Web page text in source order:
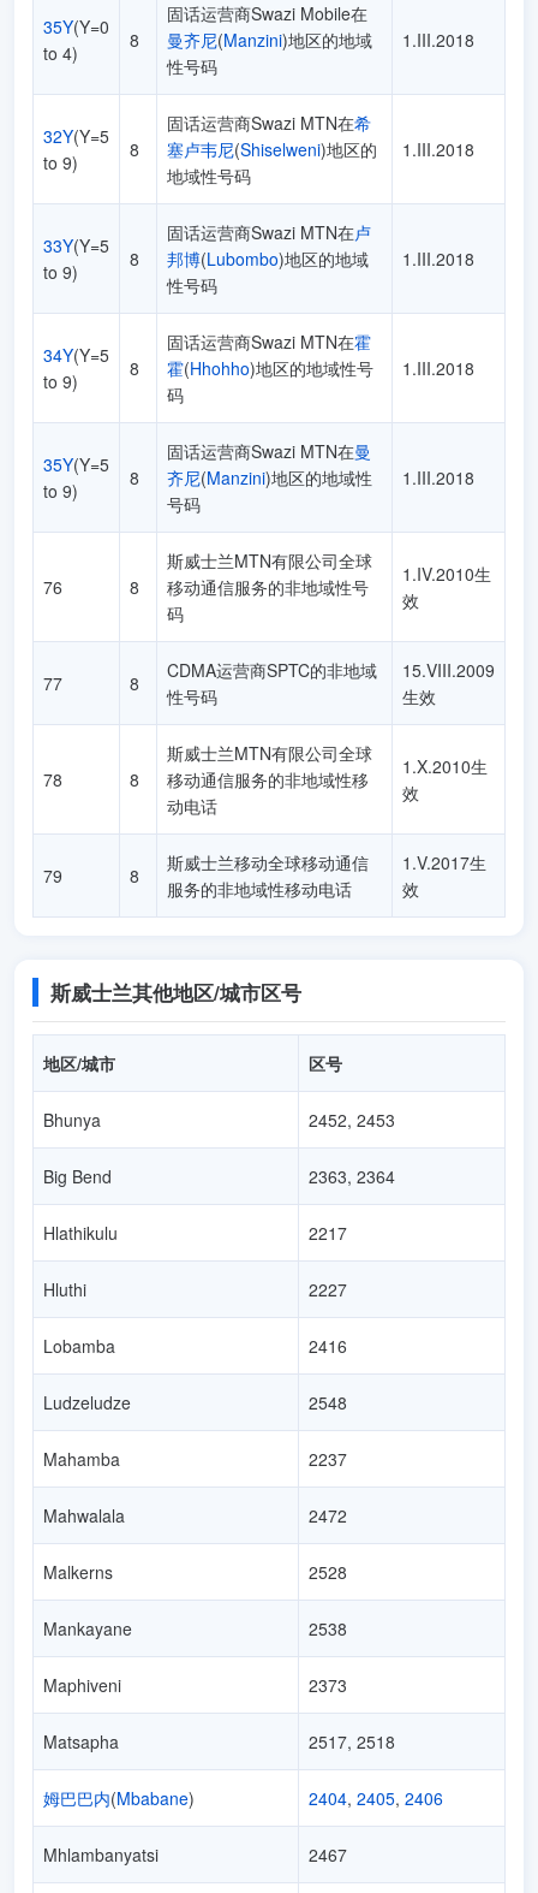
35Y(Y=0
to 4)
8
固话运营商Swazi Mobile在
曼齐尼(Manzini)地区的地域
性号码
1.III.2018
32Y(Y=5
to 9)
8
固话运营商Swazi MTN在希
塞卢韦尼(Shiselweni)地区的
地域性号码
1.III.2018
33Y(Y=5
to 9)
8
固话运营商Swazi MTN在卢
邦博(Lubombo)地区的地域
性号码
1.III.2018
34Y(Y=5
to 9)
8
固话运营商Swazi MTN在霍
霍(Hhohho)地区的地域性号
码
1.III.2018
35Y(Y=5
to 9)
8
固话运营商Swazi MTN在曼
齐尼(Manzini)地区的地域性
号码
1.III.2018
76 8
斯威士兰MTN有限公司全球
移动通信服务的非地域性号
码
1.IV.2010生
效
77 8
CDMA运营商SPTC的非地域
性号码
15.VIII.2009
生效
78 8
斯威士兰MTN有限公司全球
移动通信服务的非地域性移
动电话
1.X.2010生
效
79 8
斯威士兰移动全球移动通信
服务的非地域性移动电话
1.V.2017生
效
斯威士兰其他地区/城市区号
地区/城市 区号
Bhunya 2452, 2453
Big Bend 2363, 2364
Hlathikulu 2217
Hluthi 2227
Lobamba 2416
Ludzeludze 2548
Mahamba 2237
Mahwalala 2472
Malkerns 2528
Mankayane 2538
Maphiveni 2373
Matsapha 2517, 2518
姆巴巴内(Mbabane) 2404, 2405, 2406
Mhlambanyatsi 2467